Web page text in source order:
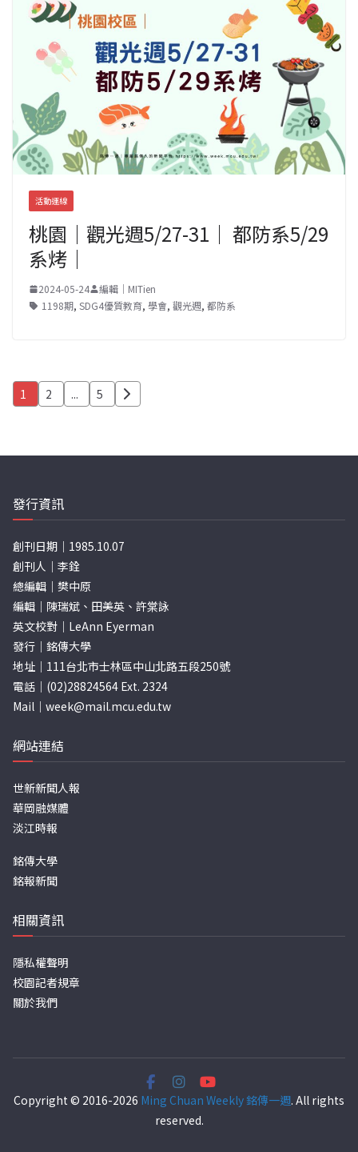
活動連線
桃園｜觀光週5/27-31｜ 都防系5/29
系烤｜
2024-05-24
編輯｜MITien
1198期, SDG4優質教育, 學會, 觀光週, 都防系
文
分
頁
1 2 ... 5
發行資訊
創刊日期｜1985.10.07
創刊人｜李銓
總編輯｜樊中原
編輯｜陳瑞斌、田美英、許棠詠
英文校對｜LeAnn Eyerman
發行｜銘傳大學
地址｜111台北市士林區中山北路五段250號
電話｜(02)28824564 Ext. 2324
Mail｜ week@mail.mcu.edu.tw
網站連結
世新新聞人報
華岡融媒體
淡江時報
銘傳大學
銘報新聞
相關資訊
隱私權聲明
校園記者規章
關於我們
Copyright © 2016-2026 Ming Chuan Weekly 銘傳一週. All rights
reserved.